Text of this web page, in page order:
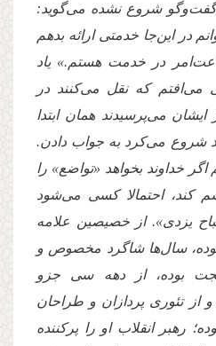
هنوز گفت‌وگو شروع نشده می‌گوید:
در این‌جا خدمتی ارائه بدهم
در خدمت هستم.» یاد
می‌افتم که نقل می‌کنند در
می‌پرسیدند همان ابتدا
شروع می‌کرد به جواب دادن.
خداوند بخواهد «تواضع» را
کند، احتمالا کسی می‌شود
یزدی». از خصیصین علامه
سال‌ها شاگرد مخصوص و
بوده، از دهه سی جزو
از تئوری پردازان و طراحان
رهبر انقلاب او را پرکننده